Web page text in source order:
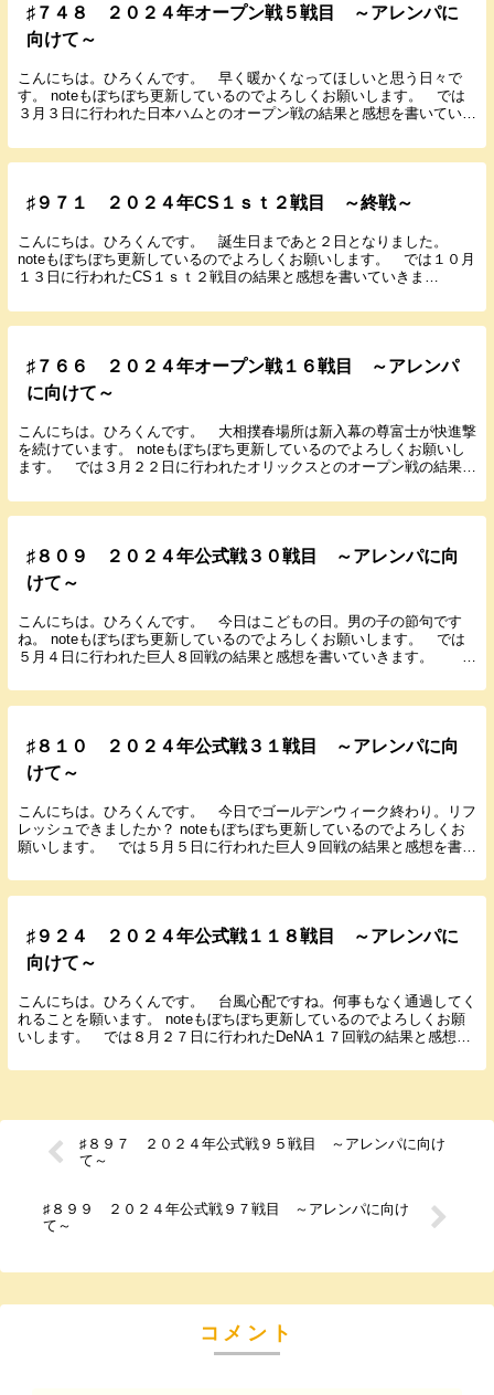
♯７４８ ２０２４年オープン戦５戦目 ～アレンパに
向けて～
こんにちは。ひろくんです。 早く暖かくなってほしいと思う日々で
す。 noteもぼちぼち更新しているのでよろしくお願いします。 では
３月３日に行われた日本ハムとのオープン戦の結果と感想を書いていき
♯９７１ ２０２４年CS１ｓｔ２戦目 ～終戦～
こんにちは。ひろくんです。 誕生日まであと２日となりました。
noteもぼちぼち更新しているのでよろしくお願いします。 では１０月
１３日に行われたCS１ｓｔ２戦目の結果と感想を書いていきま
♯７６６ ２０２４年オープン戦１６戦目 ～アレンパ
に向けて～
こんにちは。ひろくんです。 大相撲春場所は新入幕の尊富士が快進撃
を続けています。 noteもぼちぼち更新しているのでよろしくお願いし
ます。 では３月２２日に行われたオリックスとのオープン戦の結果と
♯８０９ ２０２４年公式戦３０戦目 ～アレンパに向
けて～
こんにちは。ひろくんです。 今日はこどもの日。男の子の節句です
ね。 noteもぼちぼち更新しているのでよろしくお願いします。 では
５月４日に行われた巨人８回戦の結果と感想を書いていきます。 ２
♯８１０ ２０２４年公式戦３１戦目 ～アレンパに向
けて～
こんにちは。ひろくんです。 今日でゴールデンウィーク終わり。リフ
レッシュできましたか？ noteもぼちぼち更新しているのでよろしくお
願いします。 では５月５日に行われた巨人９回戦の結果と感想を書い
♯９２４ ２０２４年公式戦１１８戦目 ～アレンパに
向けて～
こんにちは。ひろくんです。 台風心配ですね。何事もなく通過してく
れることを願います。 noteもぼちぼち更新しているのでよろしくお願
いします。 では８月２７日に行われたDeNA１７回戦の結果と感想を
♯８９７ ２０２４年公式戦９５戦目 ～アレンパに向け
て～
♯８９９ ２０２４年公式戦９７戦目 ～アレンパに向け
て～
コメント